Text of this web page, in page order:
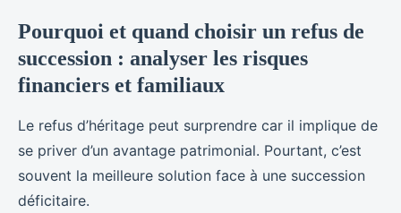
Pourquoi et quand choisir un refus de
succession : analyser les risques
financiers et familiaux
Le refus d’héritage peut surprendre car il implique de
se priver d’un avantage patrimonial. Pourtant, c’est
souvent la meilleure solution face à une succession
déficitaire.